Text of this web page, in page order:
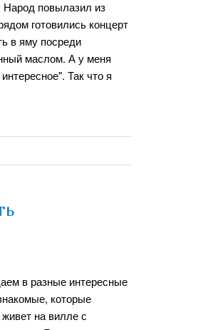
повылазил из
готовились концерт
в яму посреди
маслом. А у меня
Так что я
в разные интересные
которые
на вилле с